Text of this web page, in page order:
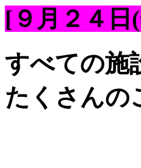
[９月２４日
すべての施
たくさんの